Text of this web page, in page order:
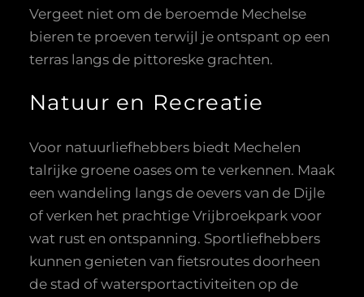
Vergeet niet om de beroemde Mechelse
bieren te proeven terwijl je ontspant op een
terras langs de pittoreske grachten.
Natuur en Recreatie
Voor natuurliefhebbers biedt Mechelen
talrijke groene oases om te verkennen. Maak
een wandeling langs de oevers van de Dijle
of verken het prachtige Vrijbroekpark voor
wat rust en ontspanning. Sportliefhebbers
kunnen genieten van fietsroutes doorheen
de stad of watersportactiviteiten op de